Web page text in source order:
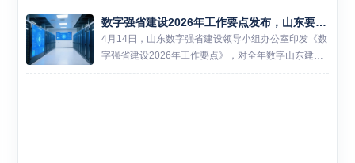
申报、地市推荐、专家论证等严格流程，全省共有221
家企业的智能工厂项目成功入选，公示期为6月10日至
6月1...
数字强省建设2026年工作要点发布，山东要干这些事
4月14日，山东数字强省建设领导小组办公室印发《数
字强省建设2026年工作要点》，对全年数字山东建设
任务做出系统部署。这份文件涉及数字基础设施、数